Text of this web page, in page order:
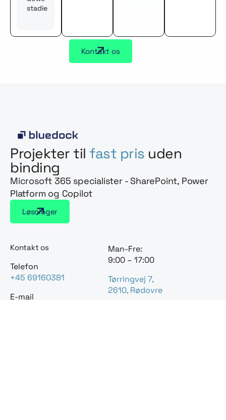
stadie
Kontakt os
Projekter til fast pris uden
binding
Microsoft 365 specialister - SharePoint, Power
Platform og Copilot
Løsninger
Kontakt os
Telefon
+45 69160381
E-mail
Man-Fre:
9:00 – 17:00
Tørringvej 7,
2610, Rødovre